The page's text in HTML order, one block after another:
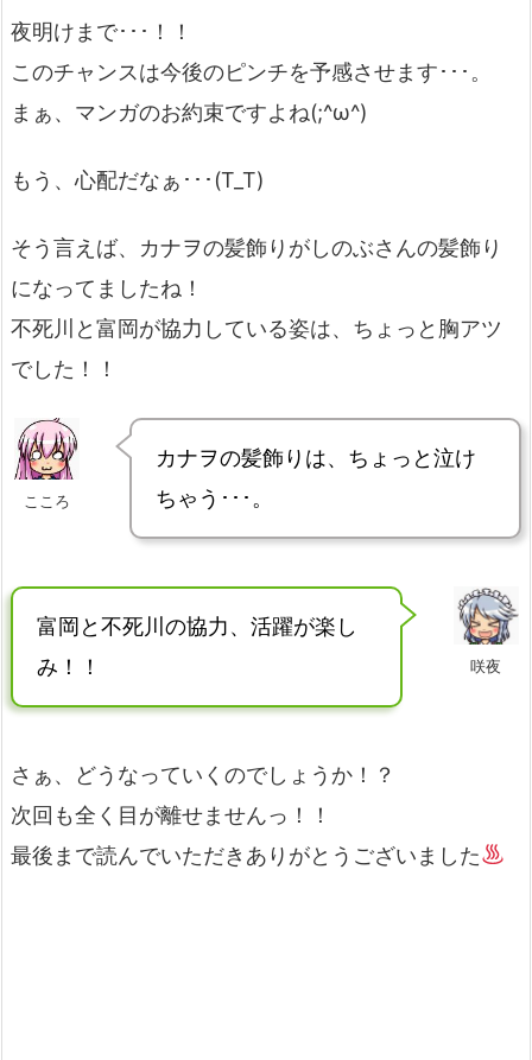
夜明けまで･･･！！
このチャンスは今後のピンチを予感させます･･･。
まぁ、マンガのお約束ですよね(;^ω^)
もう、心配だなぁ･･･(T_T)
そう言えば、カナヲの髪飾りがしのぶさんの髪飾り
になってましたね！
不死川と富岡が協力している姿は、ちょっと胸アツ
でした！！
こころ
カナヲの髪飾りは、ちょっと泣け
ちゃう･･･。
咲夜
富岡と不死川の協力、活躍が楽し
み！！
さぁ、どうなっていくのでしょうか！？
次回も全く目が離せませんっ！！
最後まで読んでいただきありがとうございました